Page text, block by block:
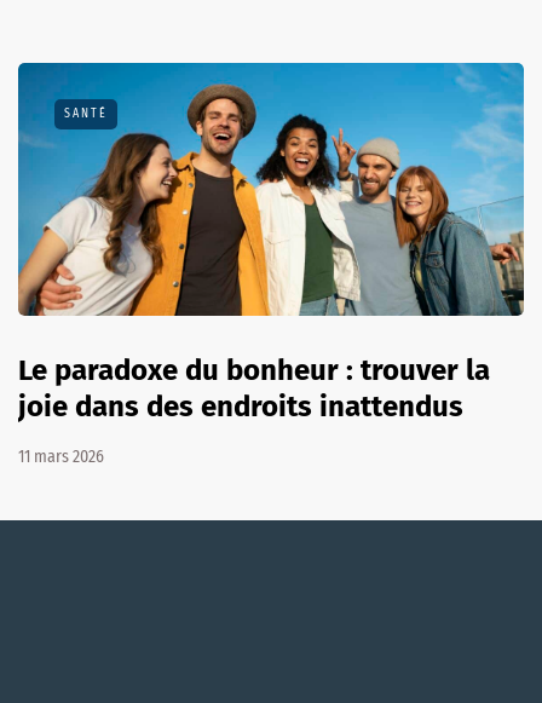
SANTÉ
Le paradoxe du bonheur : trouver la
joie dans des endroits inattendus
11 mars 2026